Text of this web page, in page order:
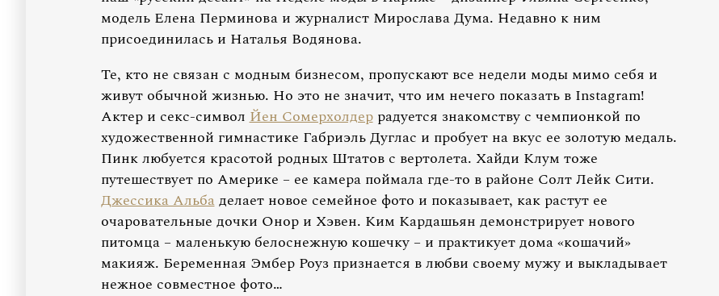
модель Елена Перминова и журналист Мирослава Дума. Недавно к ним
присоединилась и Наталья Водянова.
Те, кто не связан с модным бизнесом, пропускают все недели моды мимо себя и
живут обычной жизнью. Но это не значит, что им нечего показать в Instagram!
Актер и секс-символЙен Сомерхолдеррадуется знакомству с чемпионкой по
художественной гимнастике Габриэль Дуглас и пробует на вкус ее золотую медаль.
Пинк любуется красотой родных Штатов с вертолета. Хайди Клум тоже
путешествует по Америке – ее камера поймала где-то в районе Солт Лейк Сити.
Джессика Альбаделает новое семейное фото и показывает, как растут ее
очаровательные дочки Онор и Хэвен. Ким Кардашьян демонстрирует нового
питомца – маленькую белоснежную кошечку – и практикует дома «кошачий»
макияж. Беременная Эмбер Роуз признается в любви своему мужу и выкладывает
нежное совместное фото…